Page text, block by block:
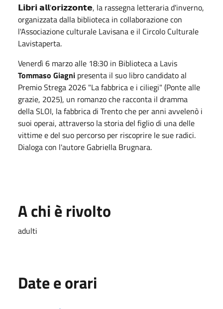
𝗟𝗶𝗯𝗿𝗶 𝗮𝗹𝗹'𝗼𝗿𝗶𝘇𝘇𝗼𝗻𝘁𝗲, la rassegna letteraria d'inverno,
organizzata dalla biblioteca in collaborazione con
l'Associazione culturale Lavisana e il Circolo Culturale
Lavistaperta.
Venerdì 6 marzo alle 18:30 in Biblioteca a Lavis
Tommaso Giagni presenta il suo libro candidato al
Premio Strega 2026 "La fabbrica e i ciliegi" (Ponte alle
grazie, 2025), un romanzo che racconta il dramma
della SLOI, la fabbrica di Trento che per anni avvelenò i
suoi operai, attraverso la storia del figlio di una delle
vittime e del suo percorso per riscoprire le sue radici.
Dialoga con l'autore Gabriella Brugnara.
A chi è rivolto
adulti
Date e orari